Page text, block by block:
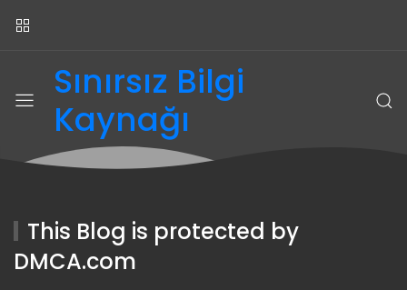
Sınırsız Bilgi
Kaynağı
This Blog is protected by
DMCA.com